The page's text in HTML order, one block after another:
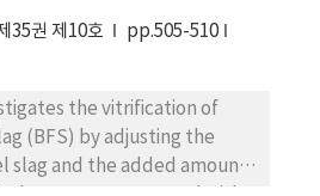
35권 제10호
pp.505-510
the vitrification of
(BFS) by adjusting the
slag and the added amount